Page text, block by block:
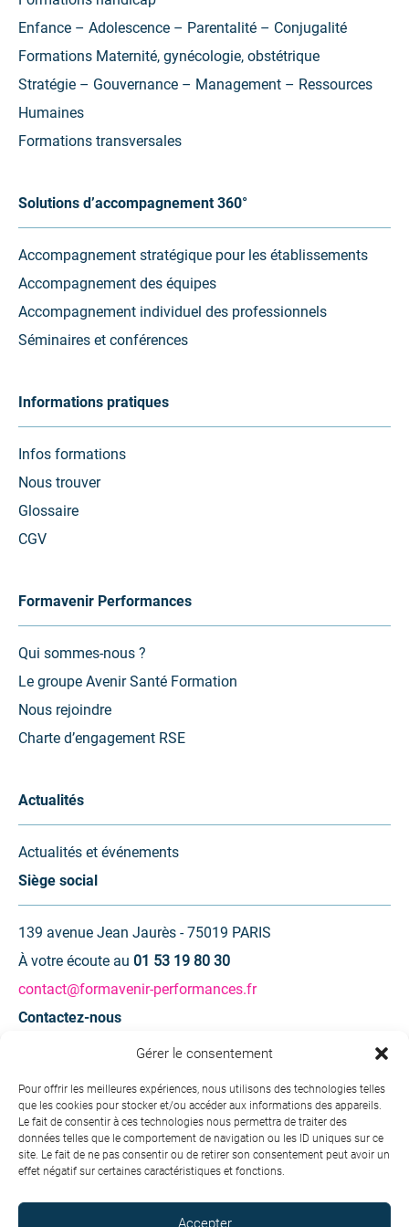
Gérer le consentement
Pour offrir les meilleures expériences, nous utilisons des technologies telles
que les cookies pour stocker et/ou accéder aux informations des appareils.
Le fait de consentir à ces technologies nous permettra de traiter des
données telles que le comportement de navigation ou les ID uniques sur ce
site. Le fait de ne pas consentir ou de retirer son consentement peut avoir un
effet négatif sur certaines caractéristiques et fonctions.
Accepter
Enfance – Adolescence – Parentalité – Conjugalité
Formations Maternité, gynécologie, obstétrique
Stratégie – Gouvernance – Management – Ressources
Humaines
Formations transversales
Solutions d’accompagnement 360°
Accompagnement stratégique pour les établissements
Accompagnement des équipes
Accompagnement individuel des professionnels
Séminaires et conférences
Informations pratiques
Infos formations
Nous trouver
Glossaire
CGV
Formavenir Performances
Qui sommes-nous ?
Le groupe Avenir Santé Formation
Nous rejoindre
Charte d’engagement RSE
Actualités
Actualités et événements
Siège social
139 avenue Jean Jaurès - 75019 PARIS
À votre écoute au 01 53 19 80 30
contact@formavenir-performances.fr
Contactez-nous
Contactez-nous